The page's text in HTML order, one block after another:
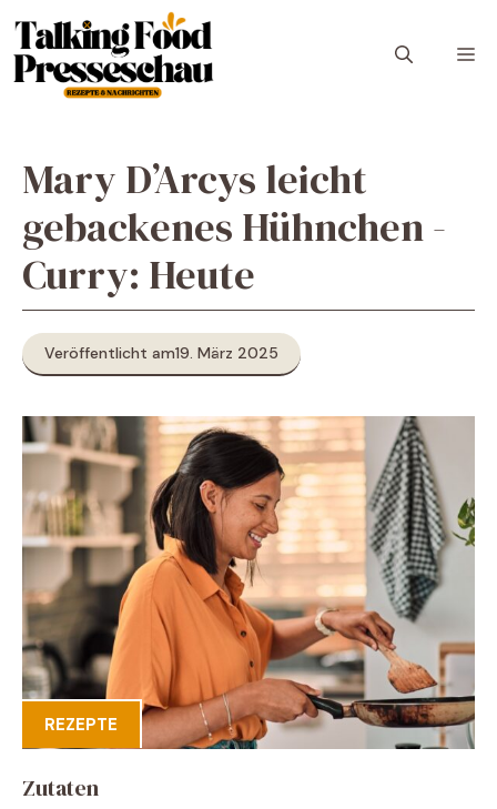
Inhalt
springen
Mary D’Arcys leicht
gebackenes Hühnchen -
Curry: Heute
Veröffentlicht am19. März 2025
REZEPTE
Zutaten